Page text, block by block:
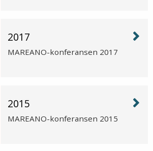
2017
MAREANO-konferansen 2017
2015
MAREANO-konferansen 2015